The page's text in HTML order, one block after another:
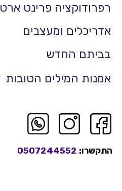
רפרודוקציה פרינט ארט
אדריכלים ומעצבים
בביתם החדש
אמנות המילים הטובות
התקשרו: 0507244552